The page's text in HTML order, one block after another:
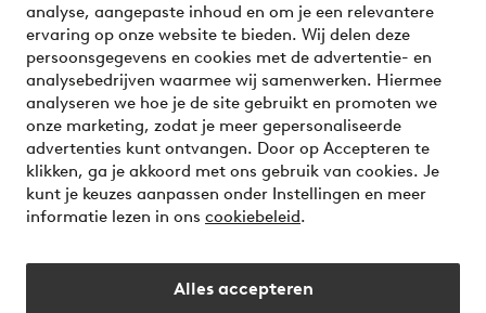
analyse, aangepaste inhoud en om je een relevantere
ervaring op onze website te bieden. Wij delen deze
persoonsgegevens en cookies met de advertentie- en
analysebedrijven waarmee wij samenwerken. Hiermee
analyseren we hoe je de site gebruikt en promoten we
onze marketing, zodat je meer gepersonaliseerde
advertenties kunt ontvangen. Door op Accepteren te
klikken, ga je akkoord met ons gebruik van cookies. Je
kunt je keuzes aanpassen onder Instellingen en meer
informatie lezen in ons cookiebeleid.
Alles accepteren
Veilig betalen - Nu betalen of opsplitsen
Wil je meer weten over onze betaalopties?